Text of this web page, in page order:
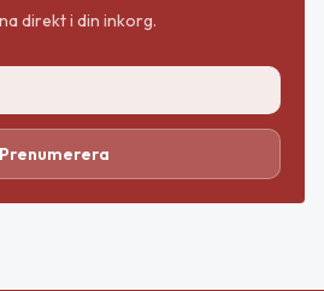
direkt i din inkorg.
Prenumerera